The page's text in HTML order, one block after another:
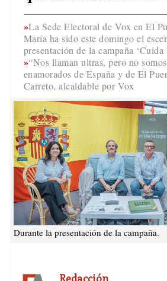
La Sede Electoral de Vox en El
María ha sido este domingo el
presentación de la campaña ‘Cuida
“Nos llaman ultras, pero no
enamorados de España y de El
Carreto, alcaldable por Vox
Durante la presentación de la campaña.
Redacción